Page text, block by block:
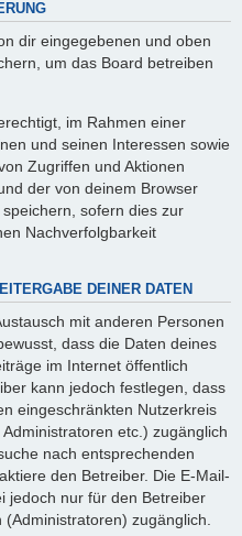
dir eingegebenen und oben
um das Board betreiben
im Rahmen einer
und seinen Interessen sowie
Zugriffen und Aktionen
der von deinem Browser
sofern dies zur
Nachverfolgbarkeit
DEINER DATEN
mit anderen Personen
dass die Daten deines
im Internet öffentlich
kann jedoch festlegen, dass
eingeschränkten Nutzerkreis
etc.) zugänglich
nach entsprechenden
den Betreiber. Die E-Mail-
jedoch nur für den Betreiber
zugänglich.